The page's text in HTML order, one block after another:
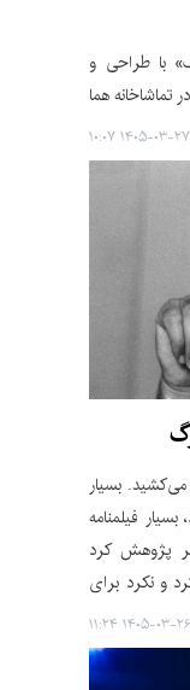
با طراحی و
کارگردانی علی فیروزی تیر و مرداد ۱۴۰۵ در تماشاخانه هما
۱۴۰۵-۰۳-۲۷ ۱۰:۰۷
می‌کشید. بسیار
فیلمنامه
پژوهش کرد
و نکرد برای
۱۴۰۵-۰۳-۲۶ ۱۱:۲۴